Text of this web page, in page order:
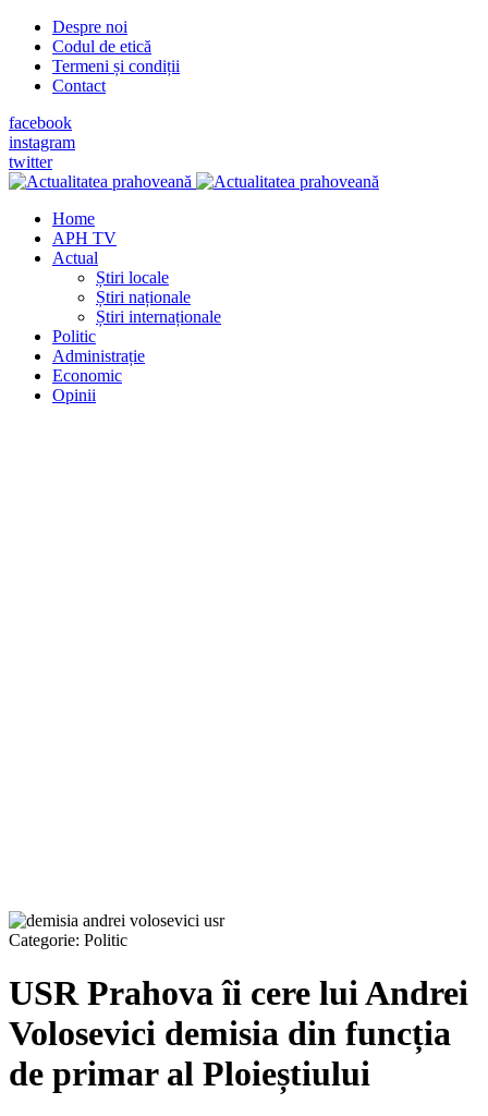
Despre noi
Codul de etică
Termeni și condiții
Contact
facebook
instagram
twitter
Home
APH TV
Actual
Știri locale
Știri naționale
Știri internaționale
Politic
Administrație
Economic
Opinii
Categorie: Politic
USR Prahova îi cere lui Andrei
Volosevici demisia din funcția
de primar al Ploieștiului